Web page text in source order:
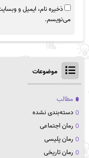
ذخیره نام، ایمیل و
می‌نویسم.
موضوعات
مطالب
دسته‌بندی نشده
رمان اجتماعی
رمان پلیسی
رمان تاریخی